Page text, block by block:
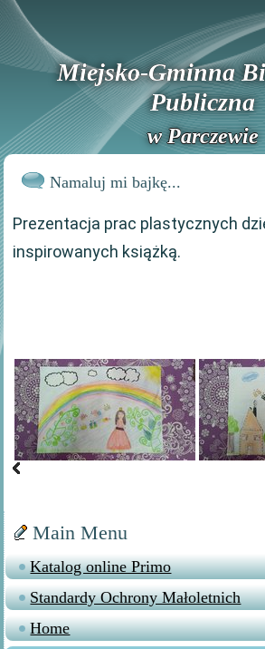
Miejsko-Gminna
Publiczna
w Parczewie
Namaluj mi bajkę...
Prezentacja prac plastycznych
inspirowanych książką.
Main Menu
Katalog online Primo
Standardy Ochrony Małoletnich
Home